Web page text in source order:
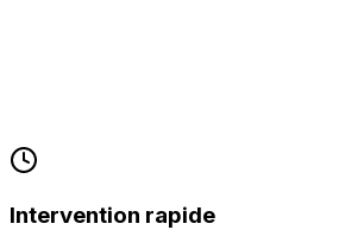
Intervention rapide